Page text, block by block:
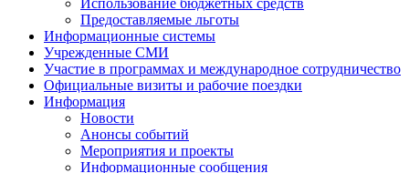
Использование бюджетных средств
Предоставляемые льготы
Информационные системы
Учрежденные СМИ
Участие в программах и международное сотрудничество
Официальные визиты и рабочие поездки
Информация
Новости
Анонсы событий
Мероприятия и проекты
Информационные сообщения